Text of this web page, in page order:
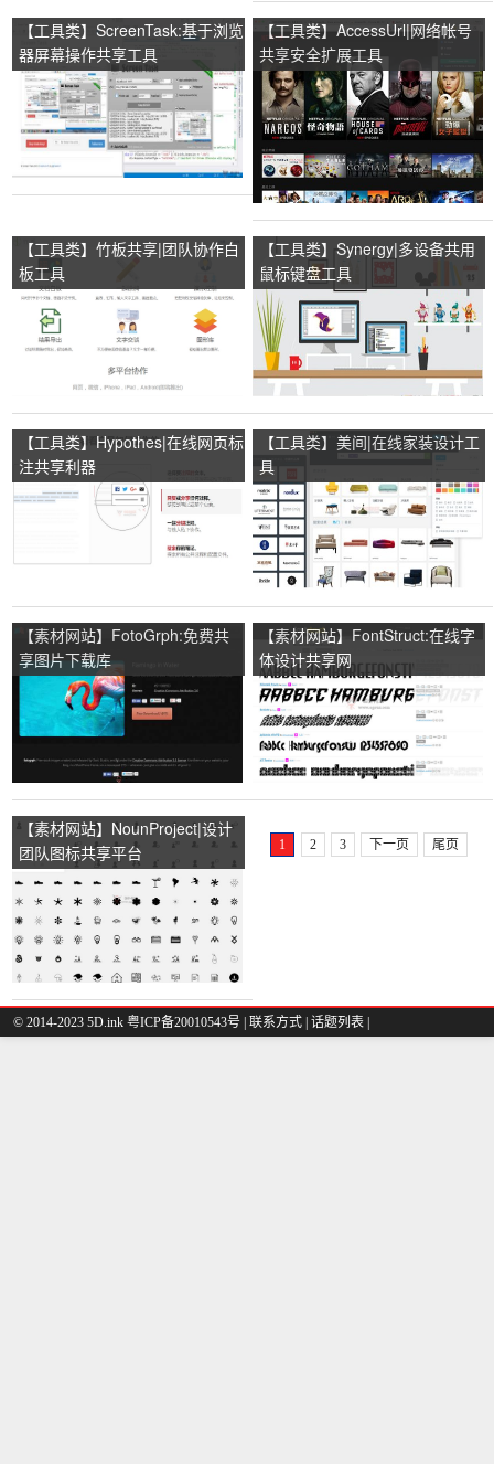
【工具类】ScreenTask:基于浏览
器屏幕操作共享工具
【工具类】AccessUrl|网络帐号
共享安全扩展工具
【工具类】竹板共享|团队协作白
板工具
【工具类】Synergy|多设备共用
鼠标键盘工具
【工具类】Hypothes|在线网页标
注共享利器
【工具类】美间|在线家装设计工
具
【素材网站】FotoGrph:免费共
享图片下载库
【素材网站】FontStruct:在线字
体设计共享网
【素材网站】NounProject|设计
团队图标共享平台
1 2 3 下一页 尾页
© 2014-2023 5D.ink 粤ICP备20010543号 联系方式 话题列表